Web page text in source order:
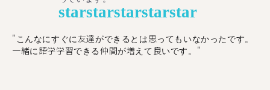
starstarstarstarstar
"こんなにすぐに友達ができるとは思ってもいなかったです。
一緒に語学学習できる仲間が増えて良いです。"